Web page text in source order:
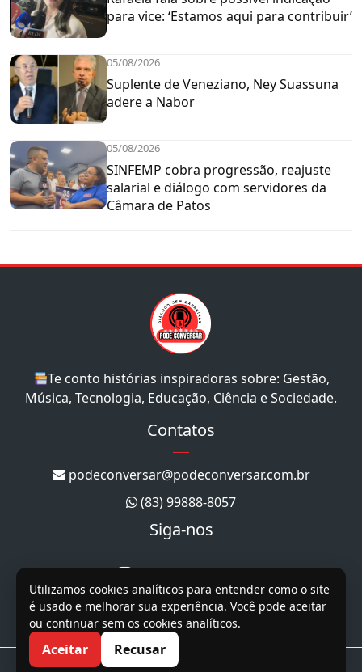
para vice: ‘Estamos aqui para contribuir’
05/08/2026
Suplente de Veneziano, Ney Suassuna
adere a Nabor
05/08/2026
SINFEMP cobra progressão, reajuste
salarial e diálogo com servidores da
Câmara de Patos
Te conto histórias inspiradoras sobre: Gestão,
Música, Tecnologia, Educação, Ciência e Sociedade.
Contatos
podeconversar@podeconversar.com.br
(83) 99888-8057
Siga-nos
@podeconversar
@podeconversar
Utilizamos cookies analíticos para entender como o site
é usado e melhorar sua experiência. Você pode aceitar
ou continuar sem os cookies analíticos.
Aceitar Recusar